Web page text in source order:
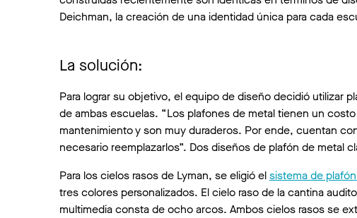
Deichman, la creación de una identidad única para cada
La solución:
Para lograr su objetivo, el equipo de diseño decidió utilizar
de ambas escuelas. “Los plafones de metal tienen un
mantenimiento y son muy duraderos. Por ende, cuentan
necesario reemplazarlos”. Dos diseños de plafón de metal
Para los cielos rasos de Lyman, se eligió elsistema de
tres colores personalizados. El cielo raso de la cantina
multimedia consta de ocho arcos. Ambos cielos rasos se